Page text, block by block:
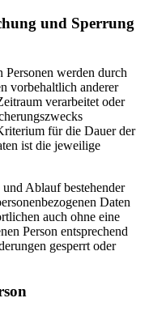
und Sperrung
Personen werden durch
vorbehaltlich anderer
verarbeitet oder
für die Dauer der
ist die jeweilige
Ablauf bestehender
Daten
auch ohne eine
Person entsprechend
gesperrt oder